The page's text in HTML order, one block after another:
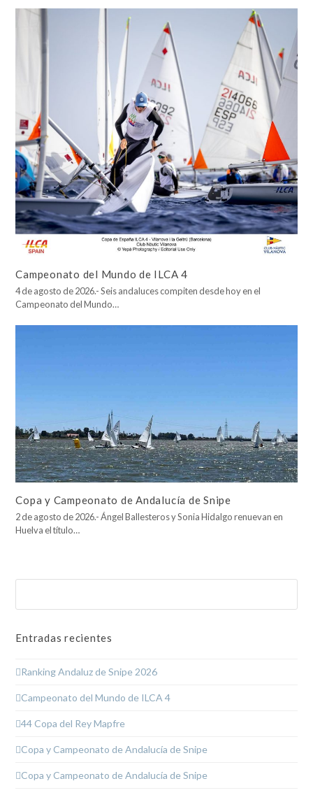
Campeonato del Mundo de ILCA 4
4 de agosto de 2026.- Seis andaluces compiten desde hoy en el
Campeonato del Mundo…
Copa y Campeonato de Andalucía de Snipe
2 de agosto de 2026.- Ángel Ballesteros y Sonia Hidalgo renuevan en
Huelva el título…
Entradas recientes
Ranking Andaluz de Snipe 2026
Campeonato del Mundo de ILCA 4
44 Copa del Rey Mapfre
Copa y Campeonato de Andalucía de Snipe
Copa y Campeonato de Andalucía de Snipe